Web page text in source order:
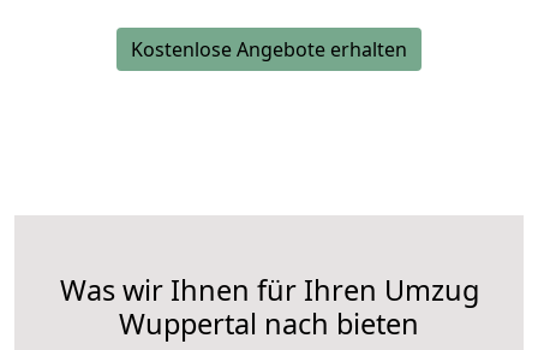
Kostenlose Angebote erhalten
Was wir Ihnen für Ihren Umzug
Wuppertal nach bieten